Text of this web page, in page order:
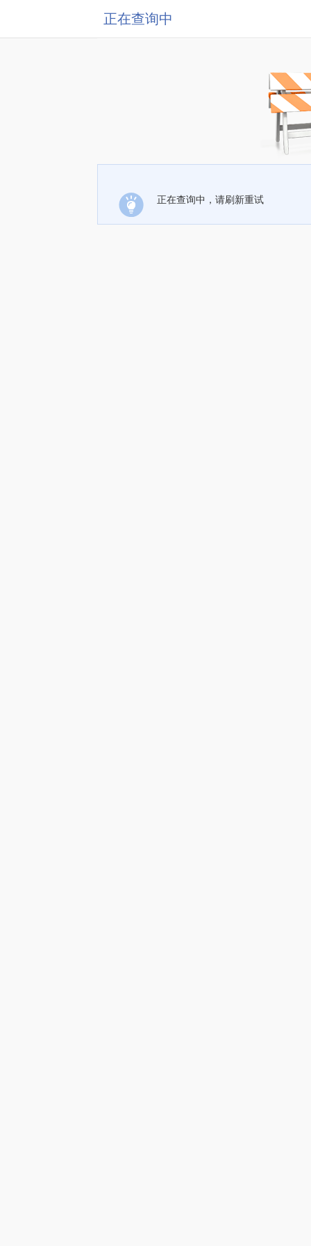
正在查询中
正在查询中，请刷新重试